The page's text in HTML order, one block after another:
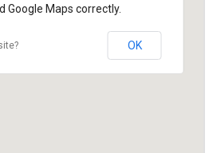
Google Maps correctly.
OK